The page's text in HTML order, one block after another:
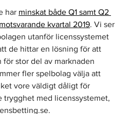
har minskat både Q1 samt Q2
kvartal 2019. Vi ser
utanför licenssystemet
de hittar en lösning för att
stor del av marknaden
fler spelbolag välja att
vore väldigt dåligt för
trygghet med licenssystemet,